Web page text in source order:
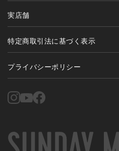
実店舗
特定商取引法に基づく表示
プライバシーポリシー